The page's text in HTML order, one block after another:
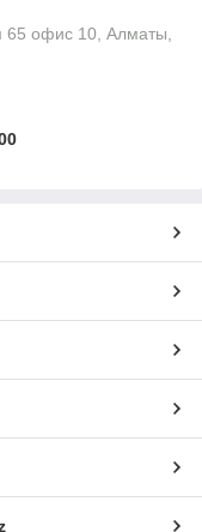
65 офис 10, Алматы,